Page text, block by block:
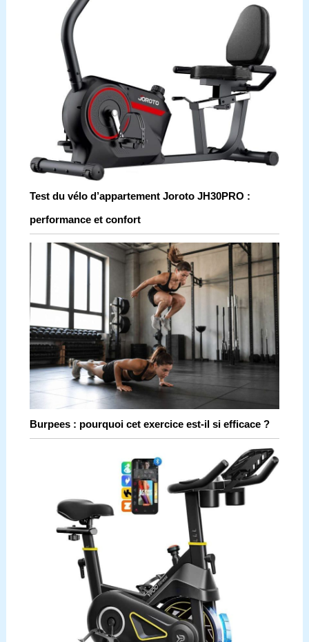
Test du vélo d’appartement Joroto JH30PRO :
performance et confort
Burpees : pourquoi cet exercice est-il si efficace ?